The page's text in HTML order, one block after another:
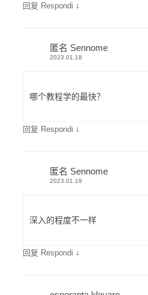
回复 Respondi ↓
匿名 Sennome
2023.01.18
哪个教程学的最快？
回复 Respondi ↓
匿名 Sennome
2023.01.19
深入的程度不一样
回复 Respondi ↓